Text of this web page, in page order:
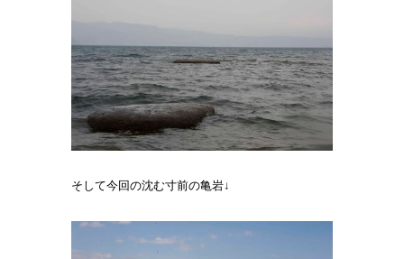
そして今回の沈む寸前の亀岩↓